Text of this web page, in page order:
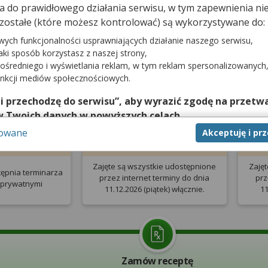
.
terminarza
Pierwsza wizyta NFZ
Zajęte są wszystkie udostępnione
przez internet terminy do dnia
11.12.2026 (piątek) włącznie.
Zamów receptę
do prawidłowego działania serwisu, w tym zapewnienia
(które możesz kontrolować) są wykorzystywane do:
funkcjonalności usprawniających działanie naszego serwisu,
sposób korzystasz z naszej strony,
i wyświetlania reklam, w tym reklam spersonalizowanych,
mediów społecznościowych.
przechodzę do serwisu”, aby wyrazić zgodę na
danych w powyższych celach.
zgody jest dobrowolne, a wyrażoną zgodę możesz w
na przetwarzanie Twoich danych tylko w niektórych
lub chcesz przeprowadzić konfigurację szczegółową, to
zaawansowanych”.
temat wykorzystywania narzędzi zewnętrznych w naszym
Akceptuję i